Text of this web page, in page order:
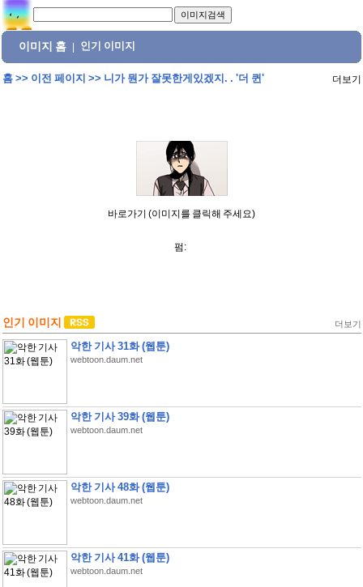
이미지 홈 인기 이미지
홈>> 이전 페이지 >> 니가 뭔가 잘못한게있겠지. . '더 퀸' 더보기
바로가기 (이미지를 클릭해 주세요)
펌:
인기 이미지 더보기
악한 기사 31화 (웹툰)
webtoon.daum.net
악한 기사 39화 (웹툰)
webtoon.daum.net
악한 기사 48화 (웹툰)
webtoon.daum.net
악한 기사 41화 (웹툰)
webtoon.daum.net